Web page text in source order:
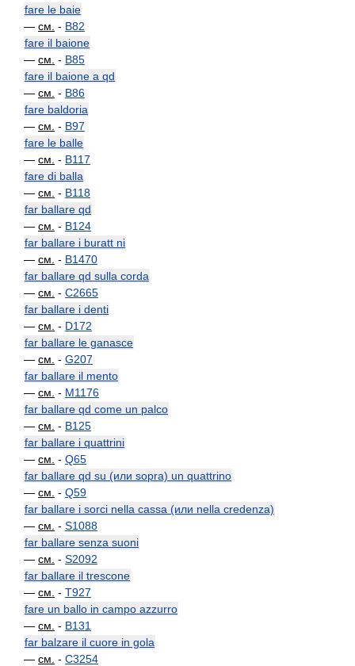
fare le baie
— см. - B82
fare il baione
— см. - B85
fare il baione a qd
— см. - B86
fare baldoria
— см. - B97
fare le balle
— см. - B117
fare di balla
— см. - B118
far ballare qd
— см. - B124
far ballare i buratt ni
— см. - B1470
far ballare qd sulla corda
— см. - C2665
far ballare i denti
— см. - D172
far ballare le ganasce
— см. - G207
far ballare il mento
— см. - M1176
far ballare qd come un palco
— см. - B125
far ballare i quattrini
— см. - Q65
far ballare qd su (или sopra) un quattrino
— см. - Q59
far ballare i sorci nella cassa (или nella credenza)
— см. - S1088
far ballare senza suoni
— см. - S2092
far ballare il trescone
— см. - T927
fare un ballo in campo azzurro
— см. - B131
far balzare il cuore in gola
— см. - C3254